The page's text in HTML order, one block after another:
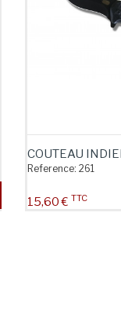
COUTEAU
Reference: 261
Prix
15,60 € TTC